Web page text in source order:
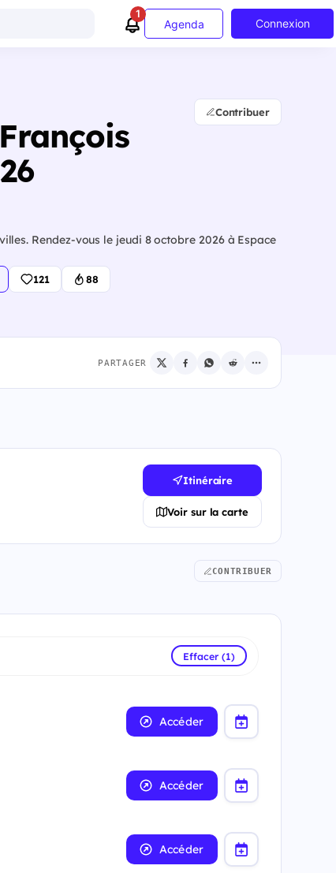
1
Agenda Connexion
Rendez-vous le jeudi 8 octobre 2026 à Espace
Contribuer
121 88
PARTAGER
Itinéraire
Voir sur la carte
CONTRIBUER
Effacer (1)
Accéder
Accéder
Accéder